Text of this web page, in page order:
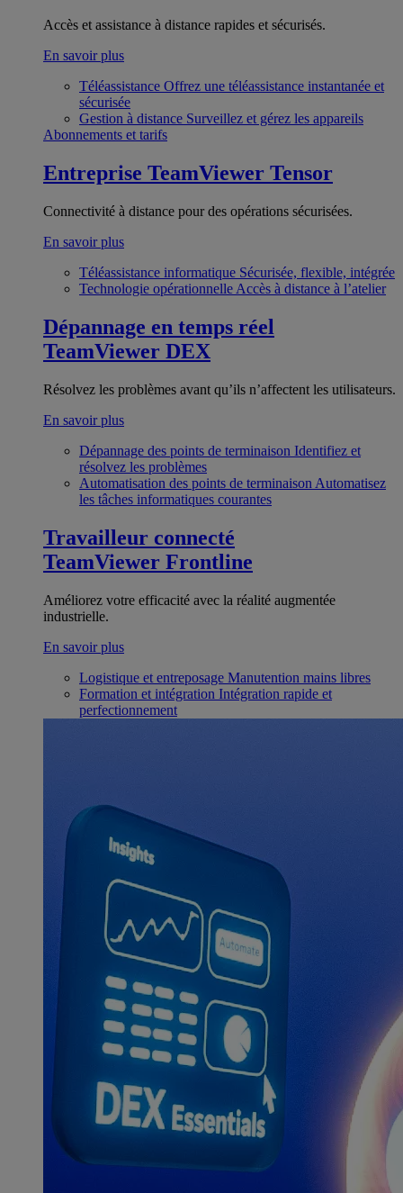
Accès et assistance à distance rapides et sécurisés.
En savoir plus
Téléassistance Offrez une téléassistance instantanée et
sécurisée
Gestion à distance Surveillez et gérez les appareils
Abonnements et tarifs
Entreprise TeamViewer Tensor
Connectivité à distance pour des opérations sécurisées.
En savoir plus
Téléassistance informatique Sécurisée, flexible, intégrée
Technologie opérationnelle Accès à distance à l’atelier
Dépannage en temps réel
TeamViewer DEX
Résolvez les problèmes avant qu’ils n’affectent les utilisateurs.
En savoir plus
Dépannage des points de terminaison Identifiez et
résolvez les problèmes
Automatisation des points de terminaison Automatisez
les tâches informatiques courantes
Travailleur connecté
TeamViewer Frontline
Améliorez votre efficacité avec la réalité augmentée
industrielle.
En savoir plus
Logistique et entreposage Manutention mains libres
Formation et intégration Intégration rapide et
perfectionnement